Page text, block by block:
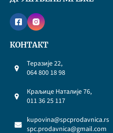
КОНТАКТ
Теразије 22,
064 800 18 98
Краљице Наталије 76,
011 36 25 117
kupovina@spcprodavnica.rs
spc.prodavnica@gmail.com